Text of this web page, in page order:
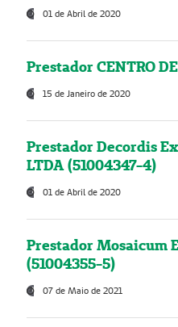
01 de Abril de 2020
Prestador CENTRO
15 de Janeiro de 2020
Prestador Decordis
LTDA (51004347-4)
01 de Abril de 2020
Prestador Mosaicum
(51004355-5)
07 de Maio de 2021